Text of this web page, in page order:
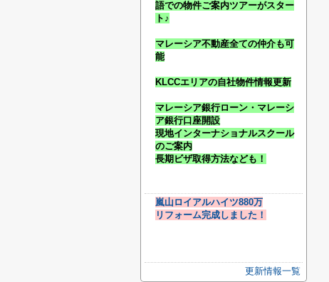
語での物件ご案内ツアーがスター
ト♪
マレーシア不動産全ての仲介も可
能
KLCCエリアの自社物件情報更新
マレーシア銀行ローン・マレーシ
ア銀行口座開設
現地インターナショナルスクール
のご案内
長期ビザ取得方法なども！
嵐山ロイアルハイツ880万
リフォーム完成しました！
更新情報一覧